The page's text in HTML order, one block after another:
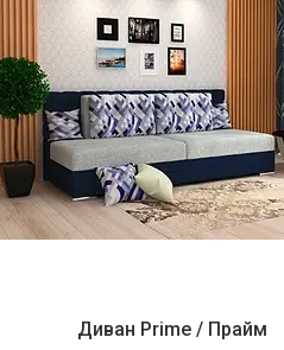
Диван Prime / Прайм